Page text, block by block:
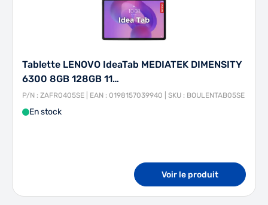
Tablette LENOVO IdeaTab MEDIATEK DIMENSITY
6300 8GB 128GB 11…
P/N : ZAFR0405SE | EAN : 0198157039940 | SKU : BOULENTAB05SE
En stock
Voir le produit